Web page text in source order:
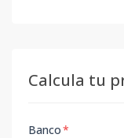
Calcula tu
Banco*